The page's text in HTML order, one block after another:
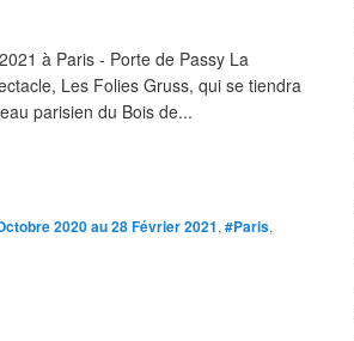
à Paris - Porte de Passy La
Les Folies Gruss, qui se tiendra
parisien du Bois de...
2020 au 28 Février 2021, #Paris,